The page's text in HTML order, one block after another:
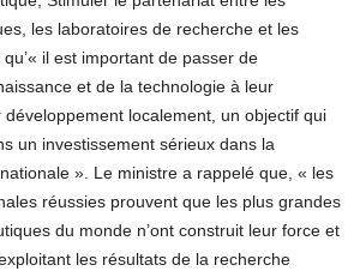
les laboratoires de recherche et les
il est important de passer de
et de la technologie à leur
développement localement, un objectif qui
un investissement sérieux dans la
». Le ministre a rappelé que, « les
réussies prouvent que les plus grandes
du monde n’ont construit leur force et
les résultats de la recherche